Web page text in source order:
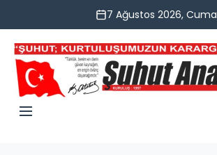
7 Ağustos 2026, Cuma